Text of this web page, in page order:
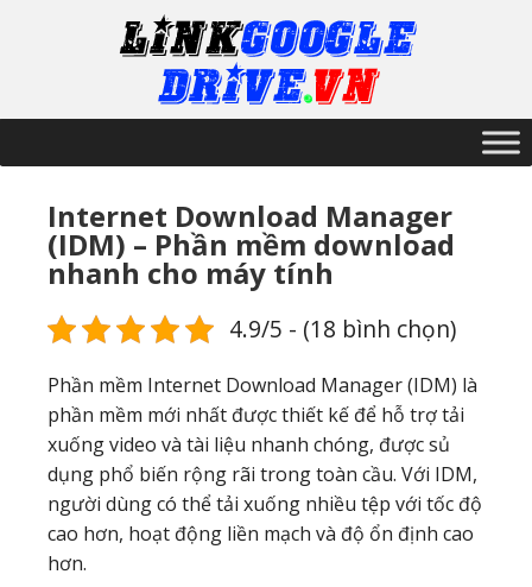
Internet Download Manager
(IDM) – Phần mềm download
nhanh cho máy tính
4.9/5 - (18 bình chọn)
Phần mềm Internet Download Manager (IDM) là
phần mềm mới nhất được thiết kế để hỗ trợ tải
xuống video và tài liệu nhanh chóng, được sủ
dụng phổ biến rộng rãi trong toàn cầu. Với IDM,
người dùng có thể tải xuống nhiều tệp với tốc độ
cao hơn, hoạt động liền mạch và độ ổn định cao
hơn.